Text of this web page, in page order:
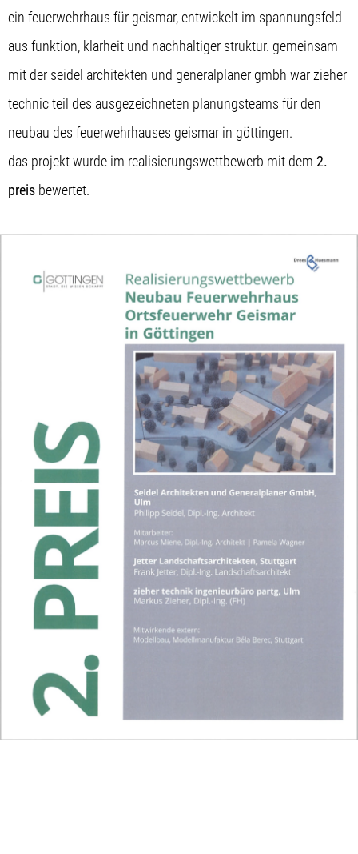
ein feuerwehrhaus für geismar, entwickelt im spannungsfeld
aus funktion, klarheit und nachhaltiger struktur. gemeinsam
mit der seidel architekten und generalplaner gmbh war zieher
technic teil des ausgezeichneten planungsteams für den
neubau des feuerwehrhauses geismar in göttingen.
das projekt wurde im realisierungswettbewerb mit dem 2.
preis bewertet.